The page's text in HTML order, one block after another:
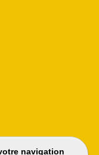
navigation